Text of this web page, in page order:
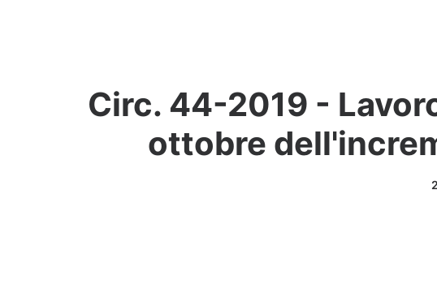
Circ. 44-2019 -
ottobre